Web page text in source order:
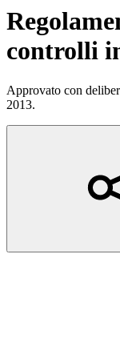
controlli
Approvato con
2013.